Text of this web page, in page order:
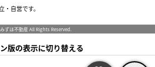
自営です。
ずほ不動産 All Rights Reserved.
版の表示に切り替える